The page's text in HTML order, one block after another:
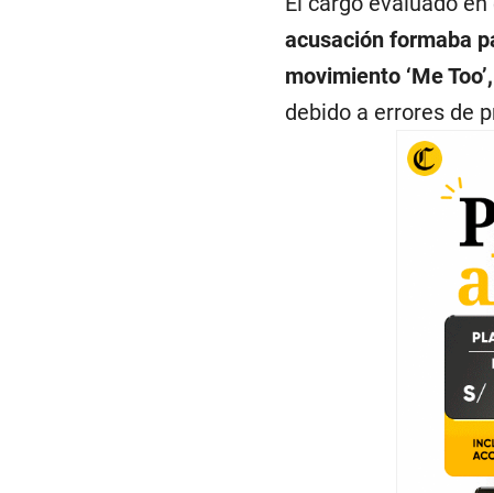
acusación formaba
movimiento ‘Me Too’,
debido a errores de